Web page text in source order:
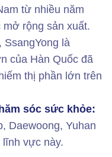
từ nhiều năm
rộng sản xuất.
SsangYong là
của Hàn Quốc đã
thị phần lớn trên
sóc sức khỏe:
Daewoong, Yuhan
lĩnh vực này.